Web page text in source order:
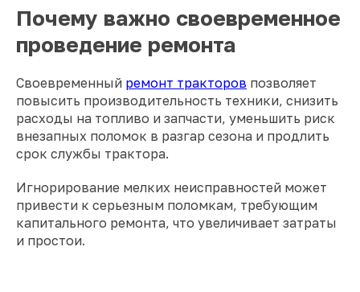
Почему важно своевременное
проведение ремонта
Своевременный ремонт тракторов позволяет
повысить производительность техники, снизить
расходы на топливо и запчасти, уменьшить риск
внезапных поломок в разгар сезона и продлить
срок службы трактора.
Игнорирование мелких неисправностей может
привести к серьезным поломкам, требующим
капитального ремонта, что увеличивает затраты
и простои.